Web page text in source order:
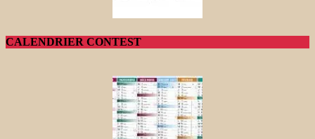
CALENDRIER CONTEST